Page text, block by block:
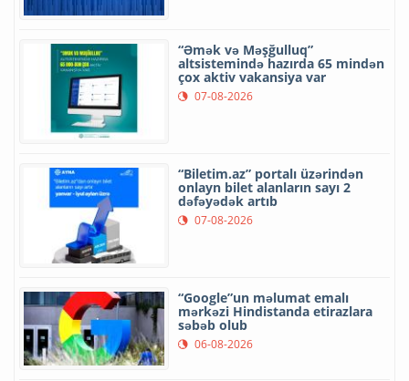
“Əmək və Məşğulluq”
altsistemində hazırda 65 mindən
çox aktiv vakansiya var
07-08-2026
“Biletim.az” portalı üzərindən
onlayn bilet alanların sayı 2
dəfəyədək artıb
07-08-2026
“Google”un məlumat emalı
mərkəzi Hindistanda etirazlara
səbəb olub
06-08-2026